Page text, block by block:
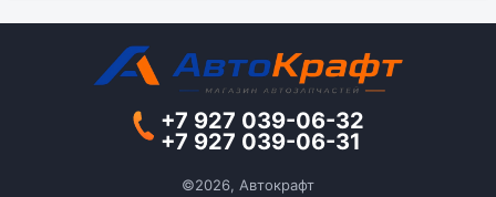
+7 927 039-06-32
+7 927 039-06-31
©2026, Автокрафт